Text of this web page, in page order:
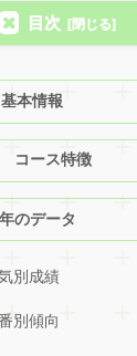
目次
本情報
コース特徴
のデータ
別成績
別傾向